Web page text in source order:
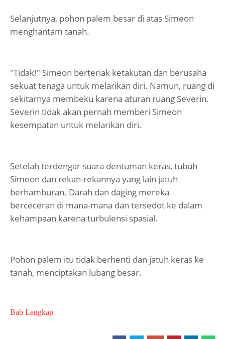
Selanjutnya, pohon palem besar di atas Simeon
menghantam tanah.
"Tidak!" Simeon berteriak ketakutan dan berusaha
sekuat tenaga untuk melarikan diri. Namun, ruang di
sekitarnya membeku karena aturan ruang Severin.
Severin tidak akan pernah memberi Simeon
kesempatan untuk melarikan diri.
Setelah terdengar suara dentuman keras, tubuh
Simeon dan rekan-rekannya yang lain jatuh
berhamburan. Darah dan daging mereka
berceceran di mana-mana dan tersedot ke dalam
kehampaan karena turbulensi spasial.
Pohon palem itu tidak berhenti dan jatuh keras ke
tanah, menciptakan lubang besar.
Bab Lengkap